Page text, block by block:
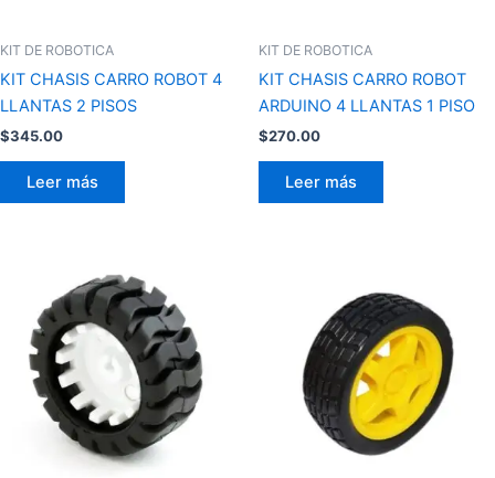
KIT DE ROBOTICA
KIT CHASIS CARRO ROBOT 4
LLANTAS 2 PISOS
$345.00
Leer más
KIT DE ROBOTICA
KIT CHASIS CARRO ROBOT
ARDUINO 4 LLANTAS 1 PISO
$270.00
Leer más